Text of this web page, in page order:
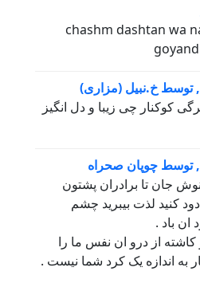
chashm dashtan wa
,توسط خ.نبیل (مزاری)
کوکنار چی زیبا و دل انگیز
,توسط چوپان صحراه
جان تا برادران پشتون
دود کنید لذت بیبرید چشم
ان باد .
از درو ان نفس ما را
به اندازه یک کرد شما نیست .